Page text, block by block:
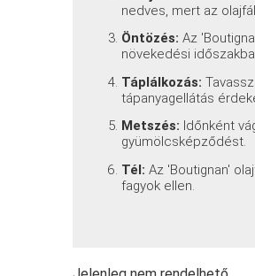
nedves, mert az
Öntözés: Az
növekedési
Táplálkozás:
tápanyagellátás
Metszés: Időnként
gyümölcsképződést.
Tél: Az 'Boutignan'
fagyok ellen.